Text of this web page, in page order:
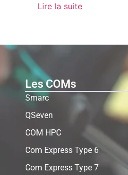
Lire la suite
Les COMs
Smarc
QSeven
COM HPC
Com Express Type 6
Com Express Type 7